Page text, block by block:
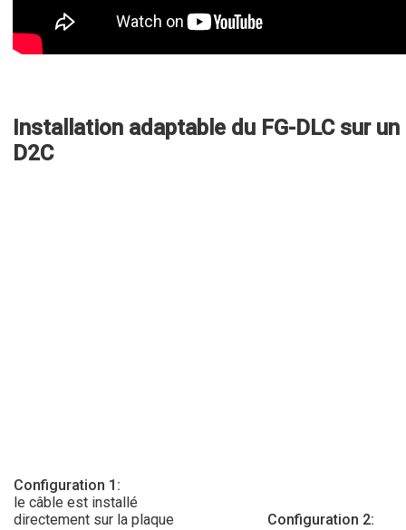
Installation adaptable du FG-DLC sur
D2C
Configuration 1:
le câble est installé
directement sur la plaque
Configuration 2: